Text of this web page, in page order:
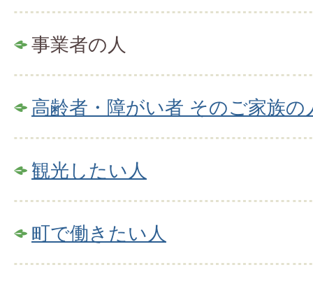
事業者の人
高齢者・障がい者 そのご家族の
観光したい人
町で働きたい人